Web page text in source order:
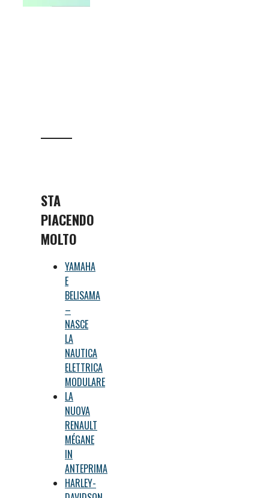
STA
PIACENDO
MOLTO
YAMAHA
E
BELISAMA
–
NASCE
LA
NAUTICA
ELETTRICA
MODULARE
LA
NUOVA
RENAULT
MÉGANE
IN
ANTEPRIMA
HARLEY-